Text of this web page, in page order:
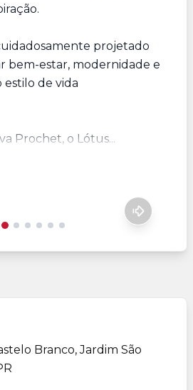
projetado
bem-estar, modernidade e
de vida
Prochet, o Lótus...
Branco, Jardim São